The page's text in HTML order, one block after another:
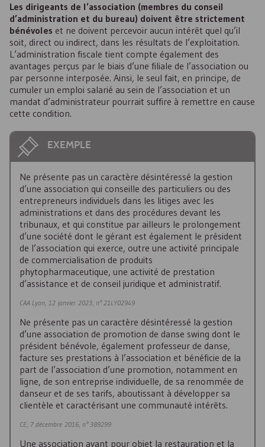
Les dirigeants de l’association (membres du conseil
d’administration et du bureau) doivent être strictement
bénévoles et ne doivent percevoir aucun intérêt quel qu’il
soit, direct ou indirect, dans les résultats de l’exploitation.
L’administration fiscale tient compte également des
avantages perçus par le biais d’une filiale de l’association ou
par personne interposée. Ainsi, le seul fait, en principe, de
cumuler un emploi salarié au sein de l’association et un
mandat d’administrateur pourrait suffire à remettre en cause
cette condition.
EXEMPLE
Ne présente pas un caractère désintéressé la gestion
d’une association qui conseille des particuliers ou des
entrepreneurs individuels dans les litiges avec les
administrations et dans des procédures devant les
tribunaux, et qui constitue par ailleurs le prolongement
d’une société dont le gérant est également le président
de l’association qui exerce, outre une activité principale
de commercialisation de produits
phytopharmaceutique, une activité de prestation
d’assistance et de conseil juridique et administratif.
CAA Lyon, 12 janvier 2023, n° 21LY02949
Ne présente pas un caractère désintéressé la gestion
d’une association de promotion de danse swing dont le
président bénévole, également professeur de danse,
facture ses prestations à l’association et bénéficie de la
part de l’association d’une promotion, notamment en
ligne, de son entreprise individuelle, de sa renommée de
danseur et de ses tarifs, aboutissant à développer sa
clientèle et caractérisant une communauté intérêts.
CE, 7 décembre 2016, n° 389299
Une association ayant pour objet la restauration et la